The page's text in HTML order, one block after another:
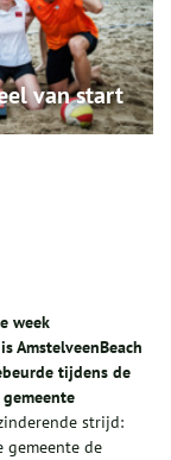
van start
week
AmstelveenBeach
tijdens de
strijd:
gemeente de